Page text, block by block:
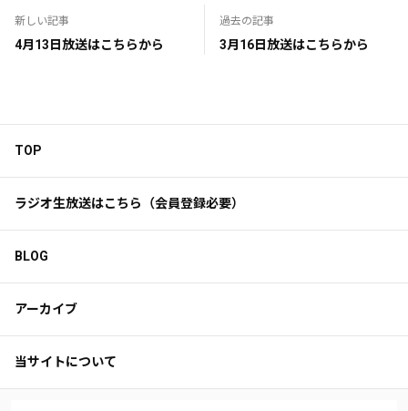
新しい記事
4月13日放送はこちらから
過去の記事
3月16日放送はこちらから
TOP
ラジオ生放送はこちら（会員登録必要）
BLOG
アーカイブ
当サイトについて